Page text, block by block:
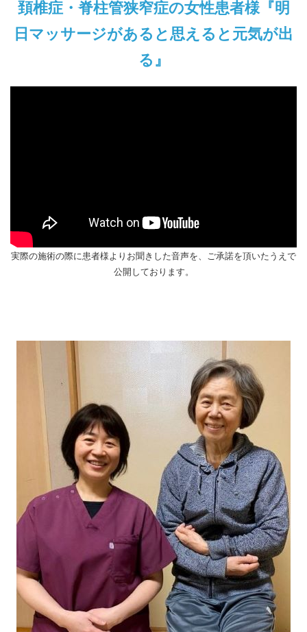
頚椎症・脊柱管狭窄症の女性患者様『明
日マッサージがあると思えると元気が出
る』
実際の施術の際に患者様よりお聞きした音声を、ご承諾を頂いたうえで
公開しております。